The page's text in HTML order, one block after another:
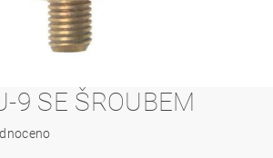
9 SE ŠROUBEM